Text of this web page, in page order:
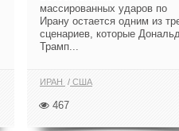
массированных ударов по
Ирану остается одним из
сценариев, которые
Трамп...
ИРАН США
467